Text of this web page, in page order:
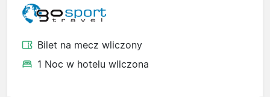
Bilet na mecz wliczony
1 Noc w hotelu wliczona